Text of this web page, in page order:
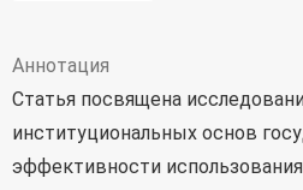
Аннотация
Статья посвящена
институциональных основ
эффективности